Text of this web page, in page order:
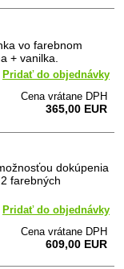
vo farebnom
+ vanilka.
Pridať do objednávky
Cena vrátane DPH
365,00 EUR
dokúpenia
farebných
Pridať do objednávky
Cena vrátane DPH
609,00 EUR